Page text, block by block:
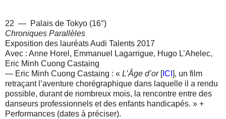
22 — Palais de Tokyo (16°)
Chroniques Parallèles
Exposition des lauréats Audi Talents 2017
Avec : Anne Horel, Emmanuel Lagarrigue, Hugo L’Ahelec,
Eric Minh Cuong Castaing
— Eric Minh Cuong Castaing : « L’Âge d’or[ICI ], un film
retraçant l’aventure chorégraphique dans laquelle il a rendu
possible, durant de nombreux mois, la rencontre entre des
danseurs professionnels et des enfants handicapés. » +
Performances (dates à préciser).